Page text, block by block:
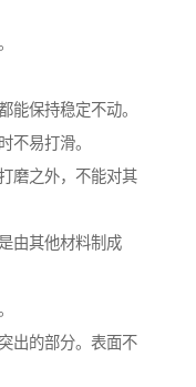
能保持稳定不动。
不易打滑。
磨之外，不能对其
由其他材料制成
出的部分。表面不